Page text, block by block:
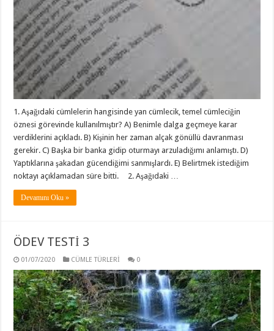
1. Aşağıdaki cümlelerin hangisinde yan cümlecik, temel cümleciğin
öznesi görevinde kullanılmıştır? A) Benimle dalga geçmeye karar
verdiklerini açıkladı. B) Kişinin her zaman alçak gönüllü davranması
gerekir. C) Başka bir banka gidip oturmayı arzuladığımı anlamıştı. D)
Yaptıklarına şakadan gücendiğimi sanmışlardı. E) Belirtmek istediğim
noktayı açıklamadan süre bitti. 2. Aşağıdaki …
Devamını Oku »
ÖDEV TESTİ 3
01/07/2020 CÜMLE TÜRLERİ 0